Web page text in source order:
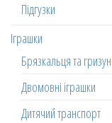
Підгузки
Іграшки
Брязкальця та
Двомовні іграшки
Дитячий транспорт